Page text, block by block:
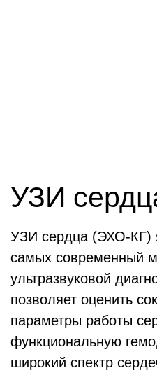
УЗИ
УЗИ сердца (ЭХО-КГ)
самых современный
ультразвуковой
позволяет оценить
параметры работы
функциональную
широкий спектр